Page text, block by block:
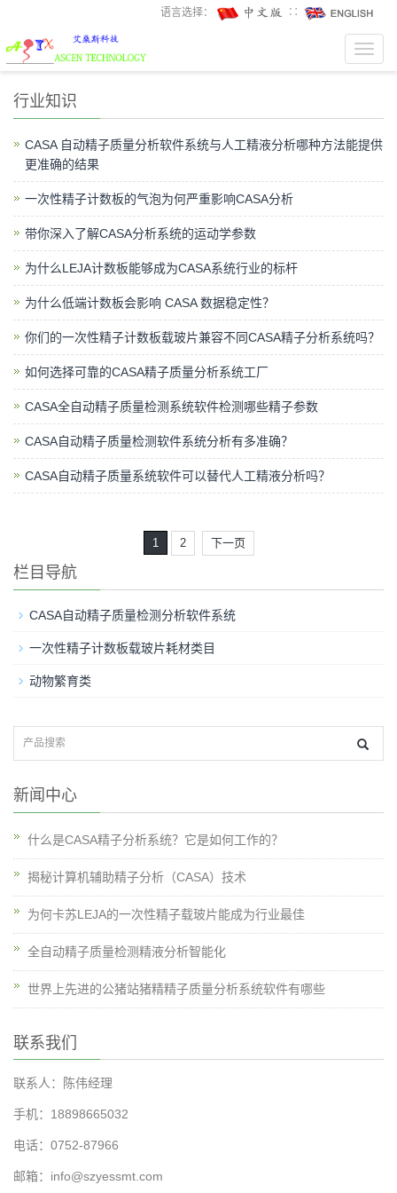
语言选择： ∷
行业知识
CASA 自动精子质量分析软件系统与人工精液分析哪种方法能提供
更准确的结果
一次性精子计数板的气泡为何严重影响CASA分析
带你深入了解CASA分析系统的运动学参数
为什么LEJA计数板能够成为CASA系统行业的标杆
为什么低端计数板会影响 CASA 数据稳定性？
你们的一次性精子计数板载玻片兼容不同CASA精子分析系统吗？
如何选择可靠的CASA精子质量分析系统工厂
CASA全自动精子质量检测系统软件检测哪些精子参数
CASA自动精子质量检测软件系统分析有多准确？
CASA自动精子质量系统软件可以替代人工精液分析吗？
1 2 下一页
栏目导航
CASA自动精子质量检测分析软件系统
一次性精子计数板载玻片耗材类目
动物繁育类
新闻中心
什么是CASA精子分析系统？它是如何工作的？
揭秘计算机辅助精子分析（CASA）技术
为何卡苏LEJA的一次性精子载玻片能成为行业最佳
全自动精子质量检测精液分析智能化
世界上先进的公猪站猪精精子质量分析系统软件有哪些
联系我们
联系人：陈伟经理
手机：18898665032
电话：0752-87966
邮箱：info@szyessmt.com